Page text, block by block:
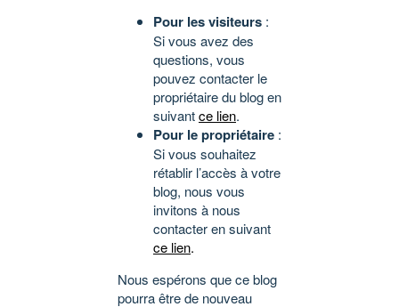
Pour les visiteurs :
Si vous avez des
questions, vous
pouvez contacter le
propriétaire du blog en
suivantce lien.
Pour le propriétaire :
Si vous souhaitez
rétablir l’accès à votre
blog, nous vous
invitons à nous
contacter en suivant
ce lien.
Nous espérons que ce blog
pourra être de nouveau